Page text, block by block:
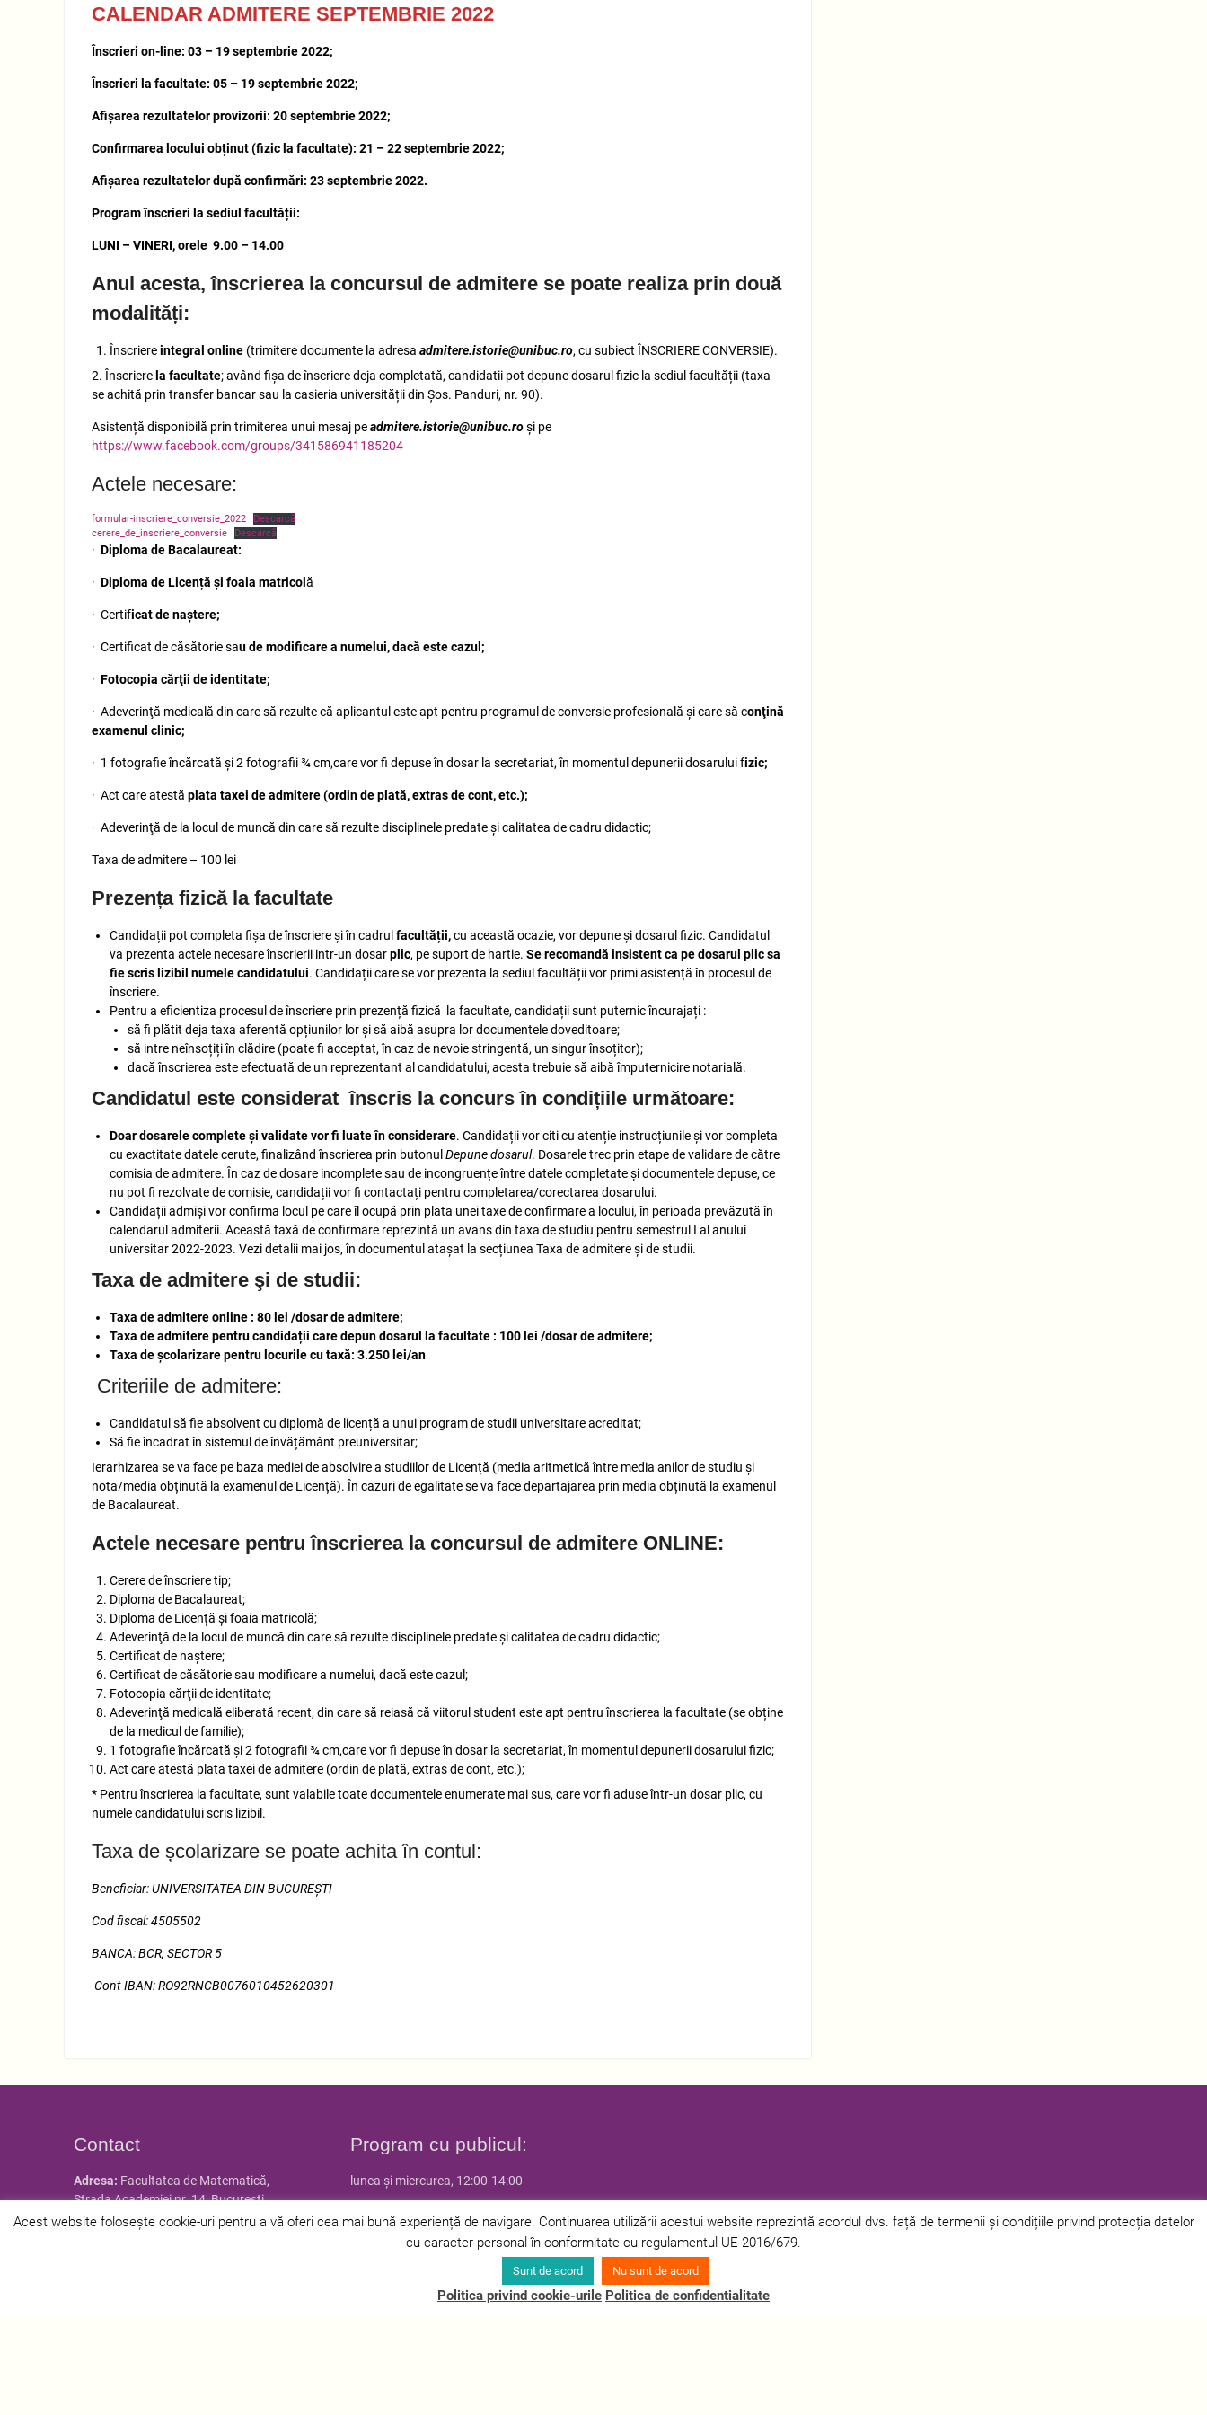
CALENDAR ADMITERE SEPTEMBRIE 2022
Înscrieri on-line: 03 – 19 septembrie 2022;
Înscrieri la facultate: 05 – 19 septembrie 2022;
Afișarea rezultatelor provizorii: 20 septembrie 2022;
Confirmarea locului obținut (fizic la facultate): 21 – 22 septembrie 2022;
Afișarea rezultatelor după confirmări: 23 septembrie 2022.
Program înscrieri la sediul facultății:
LUNI – VINERI, orele 9.00 – 14.00
Anul acesta, înscrierea la concursul de admitere se poate realiza prin două
modalități:
Înscriereintegral online (trimitere documente la adresa admitere.istorie@unibuc.ro, cu subiect ÎNSCRIERE CONVERSIE).
2. Înscriere la facultate; având fișa de înscriere deja completată, candidatii pot depune dosarul fizic la sediul facultății (taxa
se achită prin transfer bancar sau la casieria universității din Șos. Panduri, nr. 90).
Asistență disponibilă prin trimiterea unui mesaj peadmitere.istorie@unibuc.roși pe
https://www.facebook.com/groups/341586941185204
Actele necesare:
formular-inscriere_conversie_2022
Descarcă
cerere_de_inscriere_conversie
Descarcă
· Diploma de Bacalaureat:
· Diploma de Licență și foaia matricol ă
· Certificat de naştere;
· Certificat de căsătorie sau de modificare a numelui, dacă este cazul;
· Fotocopia cărţii de identitate;
· Adeverinţă medicală din care să rezulte că aplicantul este apt pentru programul de conversie profesională şi care să conţină
examenul clinic;
· 1 fotografie încărcată și 2 fotografii ¾ cm,care vor fi depuse în dosar la secretariat, în momentul depunerii dosarului fizic;
· Act care atestă plata taxei de admitere (ordin de plată, extras de cont, etc.);
· Adeverinţă de la locul de muncă din care să rezulte disciplinele predate şi calitatea de cadru didactic;
Taxa de admitere – 100 lei
Prezența fizică la facultate
Candidații pot completa fișa de înscriere și în cadrul facultății,cu această ocazie, vor depune și dosarul fizic. Candidatul
va prezenta actele necesare înscrierii intr-un dosarplic, pe suport de hartie. Se recomandă insistent ca pe dosarul plic sa
fie scris lizibil numele candidatului. Candidații care se vor prezenta la sediul facultății vor primi asistență în procesul de
înscriere.
Pentru a eficientiza procesul de înscriere prin prezență fizică la facultate, candidații sunt puternic încurajați :
să fi plătit deja taxa aferentă opțiunilor lor și să aibă asupra lor documentele doveditoare;
să intre neînsoțiți în clădire (poate fi acceptat, în caz de nevoie stringentă, un singur însoțitor);
dacă înscrierea este efectuată de un reprezentant al candidatului, acesta trebuie să aibă împuternicire notarială.
Candidatul este considerat înscris la concurs în condițiile următoare:
Doar dosarele complete și validate vor fi luate în considerare. Candidații vor citi cu atenție instrucțiunile și vor completa
cu exactitate datele cerute, finalizând înscrierea prin butonul Depune dosarul. Dosarele trec prin etape de validare de către
comisia de admitere. În caz de dosare incomplete sau de incongruențe între datele completate și documentele depuse, ce
nu pot fi rezolvate de comisie, candidații vor fi contactați pentru completarea/corectarea dosarului.
Candidații admiși vor confirma locul pe care îl ocupă prin plata unei taxe de confirmare a locului, în perioada prevăzută în
calendarul admiterii. Această taxă de confirmare reprezintă un avans din taxa de studiu pentru semestrul I al anului
universitar 2022-2023. Vezi detalii mai jos, în documentul atașat la secțiunea Taxa de admitere și de studii.
Taxa de admitere şi de studii:
Taxa de admitere online : 80 lei /dosar de admitere;
Taxa de admitere pentru candidații care depun dosarul la facultate : 100 lei /dosar de admitere;
Taxa de școlarizare pentru locurile cu taxă: 3.250 lei/an
Criteriile de admitere:
Candidatul să fie absolvent cu diplomă de licență a unui program de studii universitare acreditat;
Să fie încadrat în sistemul de învățământ preuniversitar;
Ierarhizarea se va face pe baza mediei de absolvire a studiilor de Licență (media aritmetică între media anilor de studiu și
nota/media obținută la examenul de Licență). În cazuri de egalitate se va face departajarea prin media obținută la examenul
de Bacalaureat.
Actele necesare pentru înscrierea la concursul de admitere ONLINE:
Cerere de înscriere tip;
Diploma de Bacalaureat;
Diploma de Licență și foaia matricolă;
Adeverinţă de la locul de muncă din care să rezulte disciplinele predate şi calitatea de cadru didactic;
Certificat de naştere;
Certificat de căsătorie sau modificare a numelui, dacă este cazul;
Fotocopia cărţii de identitate;
Adeverinţă medicală eliberată recent, din care să reiasă că viitorul student este apt pentru înscrierea la facultate (se obține
de la medicul de familie);
1 fotografie încărcată și 2 fotografii ¾ cm,care vor fi depuse în dosar la secretariat, în momentul depunerii dosarului fizic;
Act care atestă plata taxei de admitere (ordin de plată, extras de cont, etc.);
* Pentru înscrierea la facultate, sunt valabile toate documentele enumerate mai sus, care vor fi aduse într-un dosar plic, cu
numele candidatului scris lizibil.
Taxa de școlarizare se poate achita în contul:
Beneficiar: UNIVERSITATEA DIN BUCUREȘTI
Cod fiscal: 4505502
BANCA: BCR, SECTOR 5
Cont IBAN:RO92RNCB0076010452620301
Contact
Adresa: Facultatea de Matematică,
Strada Academiei nr. 14, Bucureşti
Tel:021.305.37.08, 021.305.37.09,
Program cu publicul:
lunea și miercurea, 12:00-14:00
Acest website folosește cookie-uri pentru a vă oferi cea mai bună experiență de navigare. Continuarea utilizării acestui website reprezintă acordul dvs. față de termenii și condițiile privind protecția datelor
cu caracter personal în conformitate cu regulamentul UE 2016/679.
Sunt de acord Nu sunt de acord
Politica privind cookie-urile Politica de confidentialitate